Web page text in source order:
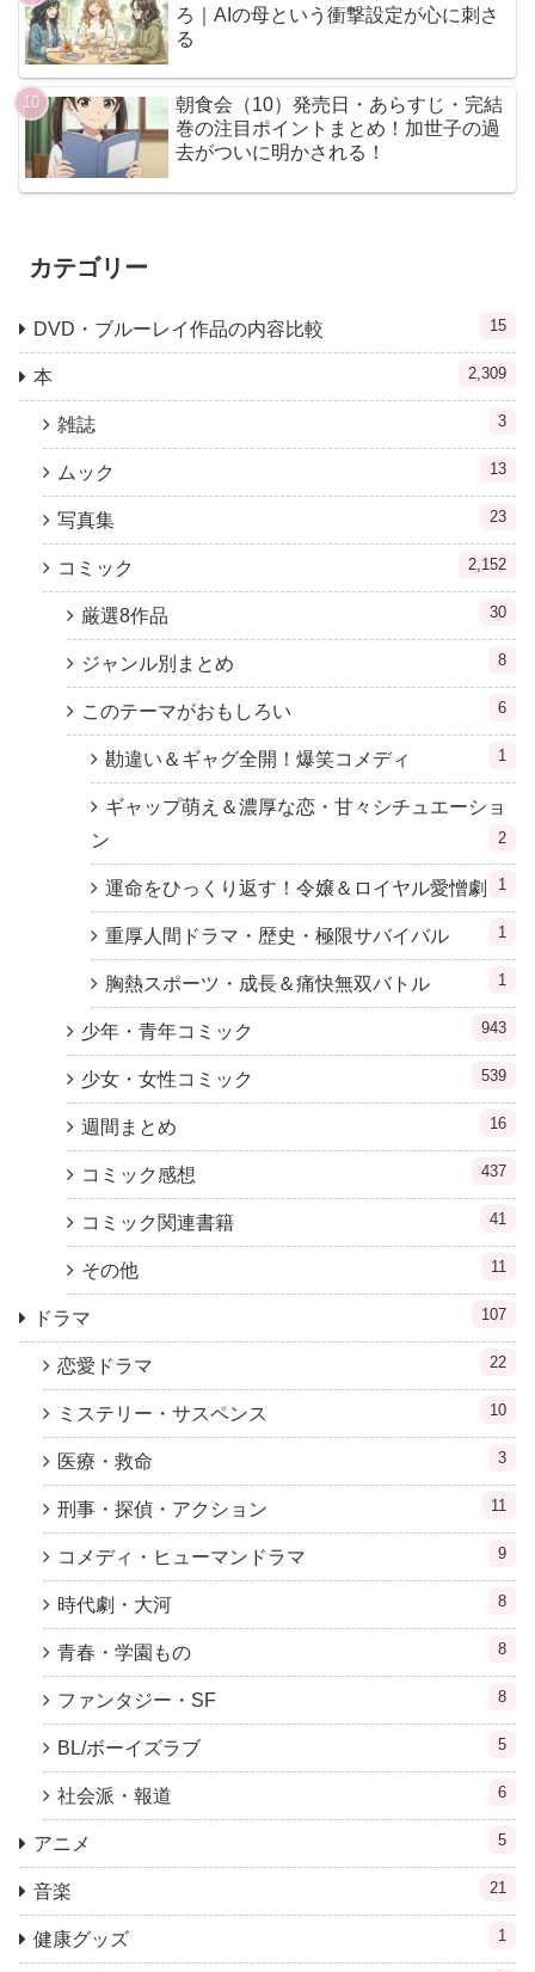
ろ｜AIの母という衝撃設定が心に刺さ
る
朝食会（10）発売日・あらすじ・完結
巻の注目ポイントまとめ！加世子の過
去がついに明かされる！
カテゴリー
DVD・ブルーレイ作品の内容比較 15
本 2,309
雑誌 3
ムック 13
写真集 23
コミック 2,152
厳選8作品 30
ジャンル別まとめ 8
このテーマがおもしろい 6
勘違い＆ギャグ全開！爆笑コメディ 1
ギャップ萌え＆濃厚な恋・甘々シチュエーショ
ン
2
運命をひっくり返す！令嬢＆ロイヤル愛憎劇 1
重厚人間ドラマ・歴史・極限サバイバル 1
胸熱スポーツ・成長＆痛快無双バトル 1
少年・青年コミック 943
少女・女性コミック 539
週間まとめ 16
コミック感想 437
コミック関連書籍 41
その他 11
ドラマ 107
恋愛ドラマ 22
ミステリー・サスペンス 10
医療・救命 3
刑事・探偵・アクション 11
コメディ・ヒューマンドラマ 9
時代劇・大河 8
青春・学園もの 8
ファンタジー・SF 8
BL/ボーイズラブ 5
社会派・報道 6
アニメ 5
音楽 21
健康グッズ 1